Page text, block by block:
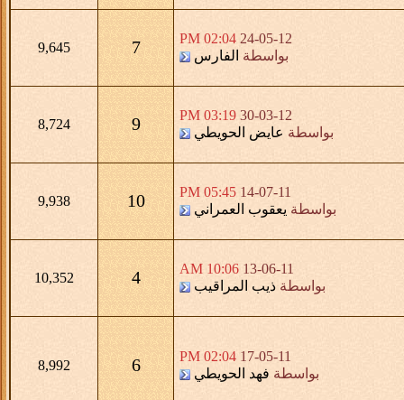
24-05-12
02:04 PM
بواسطة الفارس 7
9,645
30-03-12
03:19 PM
بواسطة عايض الحويطي 9
8,724
14-07-11
05:45 PM
بواسطة يعقوب العمراني 10
9,938
13-06-11
10:06 AM
بواسطة ذيب المراقيب 4
10,352
17-05-11
02:04 PM
بواسطة فهد الحويطي 6
8,992